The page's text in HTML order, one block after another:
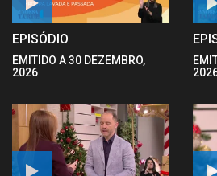
EPISÓDIO
EMITIDO A 30 DEZEMBRO,
2026